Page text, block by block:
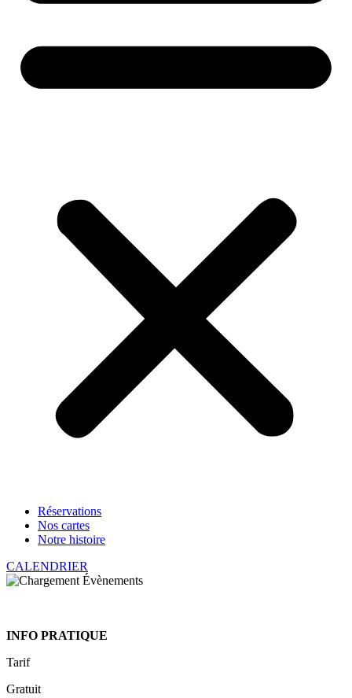
Réservations
Nos cartes
Notre histoire
CALENDRIER
INFO PRATIQUE
Tarif
Gratuit